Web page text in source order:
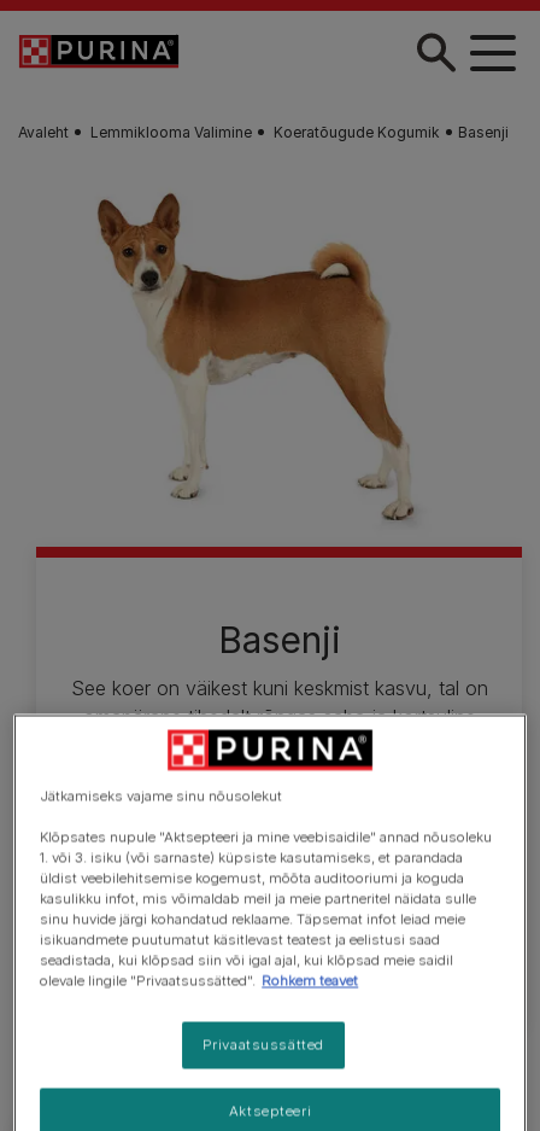
Liigu edasi põhisisu juurde
Avaleht Lemmiklooma Valimine Koeratõugude Kogumik Basenji
Basenji
See koer on väikest kuni keskmist kasvu, tal on
omapärane tihedalt rõngas saba ja kortsuline
otsaesine. Basenji sile, lühike ja läikiv karvkate võib
olla punane ja valge; must ja valge; must,
mustjaspruun ja valge; hallikaspruun; hallikaspruun
valgega; kolmevärviline. Vaata täpsema teabe
saamiseks tõustandardit. Ideaalne täiskasvanud
isase koera turjakõrgus on 43 cm ja emasel 40
cm. Täiskasvanud isase koera ideaalkaal on 11 kg,
emasel 9,5 kg.
Jätkamiseks vajame sinu nõusolekut
Klõpsates nupule "Aktsepteeri ja mine veebisaidile" annad nõusoleku
1. või 3. isiku (või sarnaste) küpsiste kasutamiseks, et parandada
üldist veebilehitsemise kogemust, mõõta auditooriumi ja koguda
kasulikku infot, mis võimaldab meil ja meie partneritel näidata sulle
sinu huvide järgi kohandatud reklaame. Täpsemat infot leiad meie
isikuandmete puutumatut käsitlevast teatest ja eelistusi saad
seadistada, kui klõpsad siin või igal ajal, kui klõpsad meie saidil
olevale lingile "Privaatsussätted". Rohkem teavet
Privaatsussätted
Aktsepteeri